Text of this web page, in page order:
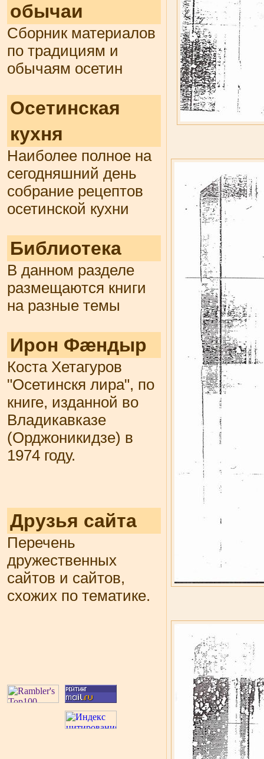
обычаи
Сборник материалов
по традициям и
обычаям осетин
Осетинская
кухня
Наиболее полное на
сегодняшний день
собрание рецептов
осетинской кухни
Библиотека
В данном разделе
размещаются книги
на разные темы
Ирон Фæндыр
Коста Хетагуров
"Осетинскя лира", по
книге, изданной во
Владикавказе
(Орджоникидзе) в
1974 году.
Друзья сайта
Перечень
дружественных
сайтов и сайтов,
схожих по тематике.